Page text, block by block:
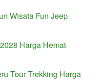
Wisata Fun Jeep
Harga Hemat
Tour Trekking Harga